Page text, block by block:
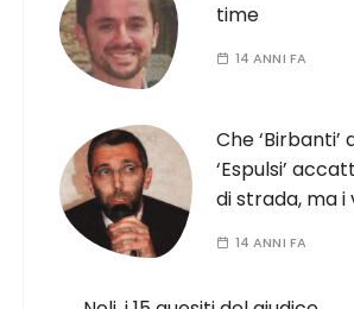
time
14 ANNI FA
Che ‘Birbanti’
‘Espulsi’
di strada, ma i
14 ANNI FA